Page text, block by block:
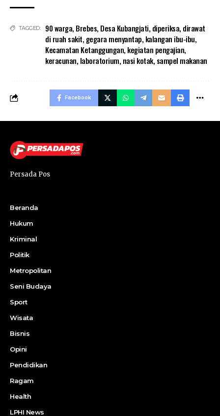
TAGGED: 90 warga, Brebes, Desa Kubangjati, diperiksa, dirawat
di ruah sakit, gegara menyantap, kalangan ibu-ibu,
Kecamatan Ketanggungan, kegiatan pengajian,
keracunan, laboratorium, nasi kotak, sampel makanan
Facebook
Persada Pos
Beranda
Hukum
Kriminal
Politik
Metropolitan
Seni Budaya
Sport
Wisata
Bisnis
Opini
Pendidikan
Ragam
Health
LPHI News